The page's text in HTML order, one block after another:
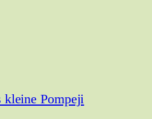
kleine Pompeji